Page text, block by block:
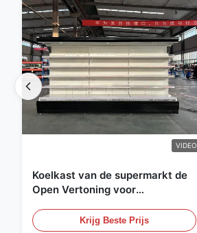
VIDEO
Koelkast van de supermarkt de
Open Vertoning voor
LEIDENE Verlichting
Krijg Beste Prijs